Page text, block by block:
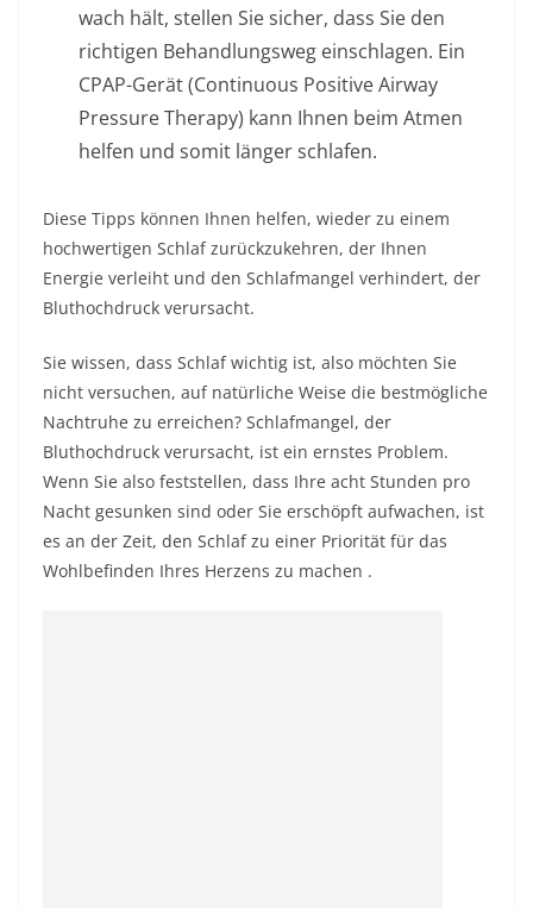
wach hält, stellen Sie sicher, dass Sie den
richtigen Behandlungsweg einschlagen. Ein
CPAP-Gerät (Continuous Positive Airway
Pressure Therapy) kann Ihnen beim Atmen
helfen und somit länger schlafen.
Diese Tipps können Ihnen helfen, wieder zu einem
hochwertigen Schlaf zurückzukehren, der Ihnen
Energie verleiht und den Schlafmangel verhindert, der
Bluthochdruck verursacht.
Sie wissen, dass Schlaf wichtig ist, also möchten Sie
nicht versuchen, auf natürliche Weise die bestmögliche
Nachtruhe zu erreichen? Schlafmangel, der
Bluthochdruck verursacht, ist ein ernstes Problem.
Wenn Sie also feststellen, dass Ihre acht Stunden pro
Nacht gesunken sind oder Sie erschöpft aufwachen, ist
es an der Zeit, den Schlaf zu einer Priorität für das
Wohlbefinden Ihres Herzens zu machen .